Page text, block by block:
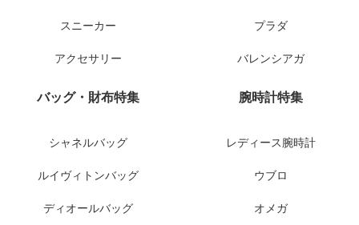
スニーカー
アクセサリー
プラダ
バレンシアガ
バッグ・財布特集
シャネルバッグ
ルイヴィトンバッグ
ディオールバッグ
腕時計特集
レディース腕時計
ウブロ
オメガ